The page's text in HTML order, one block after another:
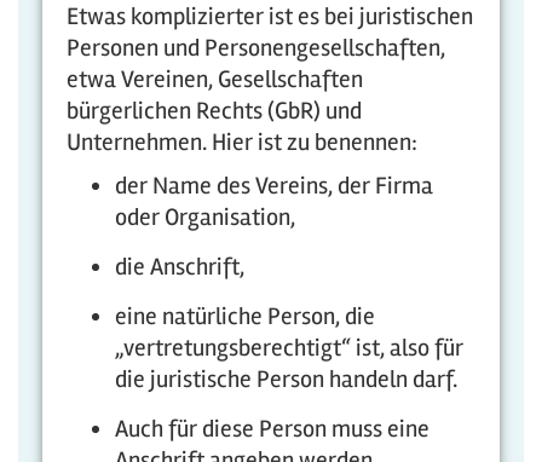
Etwas komplizierter ist es bei juristischen
Personen und Personengesellschaften,
etwa Vereinen, Gesellschaften
bürgerlichen Rechts (GbR) und
Unternehmen. Hier ist zu benennen:
der Name des Vereins, der Firma
oder Organisation,
die Anschrift,
eine natürliche Person, die
„vertretungsberechtigt“ ist, also für
die juristische Person handeln darf.
Auch für diese Person muss eine